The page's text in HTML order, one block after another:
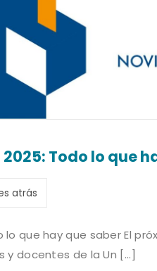
Todo lo que
atrás
lo que hay que saber El
y docentes de la Un [...]